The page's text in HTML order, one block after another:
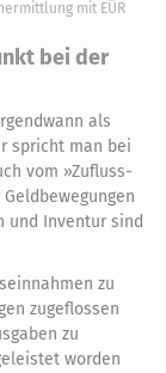
mit EÜR
bei der
als
spricht man bei
vom »Zufluss-
und Inventur sind
zu
zugeflossen
zu
worden